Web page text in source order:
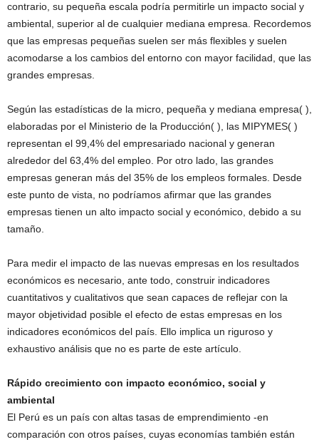
contrario, su pequeña escala podría permitirle un impacto social y
ambiental, superior al de cualquier mediana empresa. Recordemos
que las empresas pequeñas suelen ser más flexibles y suelen
acomodarse a los cambios del entorno con mayor facilidad, que las
grandes empresas.
Según las estadísticas de la micro, pequeña y mediana empresa( ),
elaboradas por el Ministerio de la Producción( ), las MIPYMES( )
representan el 99,4% del empresariado nacional y generan
alrededor del 63,4% del empleo. Por otro lado, las grandes
empresas generan más del 35% de los empleos formales. Desde
este punto de vista, no podríamos afirmar que las grandes
empresas tienen un alto impacto social y económico, debido a su
tamaño.
Para medir el impacto de las nuevas empresas en los resultados
económicos es necesario, ante todo, construir indicadores
cuantitativos y cualitativos que sean capaces de reflejar con la
mayor objetividad posible el efecto de estas empresas en los
indicadores económicos del país. Ello implica un riguroso y
exhaustivo análisis que no es parte de este artículo.
Rápido crecimiento con impacto económico, social y
ambiental
El Perú es un país con altas tasas de emprendimiento -en
comparación con otros países, cuyas economías también están